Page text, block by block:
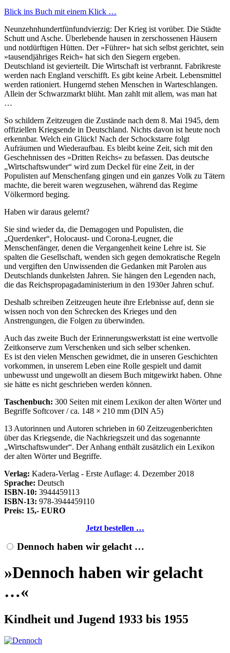
Blick ins Buch mit einem Klick …
Neunzehnhundertfünfundvierzig: Der Krieg ist vorüber. Die Städte
Schutt und Asche. Überlebende hausen in zerschossenen Häusern
und notdürftigen Hütten. Der »Führer« hat sich selbst gerichtet, sein
»tausendjähriges Reich« hat sich den Siegern ergeben.
Deutschland ist gevierteilt. Die Wirtschaft ist verbrannt. Fabrikreste
werden nach England verschifft. Es gibt keine Arbeit. Lebensmittel
werden rationiert. Hungernd stehen Menschen in Warteschlangen.
Allein der Schwarzmarkt blüht. Man zahlt mit allem, was man hat
…
So schildern Zeitzeugen die Zustände nach dem 8. Mai 1945, dem
offiziellen Kriegsende in Deutschland. Nichts davon ist heute noch
erkennbar. Welch ein Glück! Nach der Schockstarre folgt
Aufräumen und Wiederaufbau. Es bleibt keine Zeit, sich mit den
Geschehnissen des »Dritten Reichs« zu befassen. Das deutsche
Wirtschaftswunder
wird zum Deckel für eine Zeit, in der
Populisten auf Menschenfang gingen und ein ganzes Volk zu Tätern
machte, die bereit waren wegzusehen, während das Regime
Völkermord beging.
Haben wir daraus gelernt?
Sie sind wieder da, die Demagogen und Populisten, die
Querdenker , Holocaust- und Corona-Leugner, die
Menschenfänger, denen die Vergangenheit keine Lehre ist. Sie
spalten die Gesellschaft, wenden sich gegen demokratische Regeln
und vergiften den Unwissenden die Gedanken mit Parolen aus
Deutschlands dunkelsten Jahren. Sie hängen den Legenden nach,
die das Reichspropagadaministerium in den 1930er Jahren schuf.
Deshalb schreiben Zeitzeugen heute ihre Erlebnisse auf, denn sie
wissen noch von den Schrecken des Krieges und den
Anstrengungen, die Folgen zu überwinden.
Auch das zweite Buch der Erinnerungswerkstatt ist eine wertvolle
Zeitkonserve zum Verschenken und sich selber schenken.
Es ist den vielen Menschen gewidmet, die in unseren Geschichten
vorkommen, in unserem Leben eine Rolle gespielt und damit
unbewusst und ungewollt an diesem Buch mitgewirkt haben. Ohne
sie hätte es nicht geschrieben werden können.
Taschenbuch: 300 Seiten mit einem Lexikon der alten Wörter und
Begriffe Softcover / ca. 148 × 210 mm (DIN A5)
13 Autorinnen und Autoren schrieben in 60 Zeitzeugenberichten
über das Kriegsende, die Nachkriegszeit und das sogenannte
Wirtschaftswunder . Der Anhang enthält zusätzlich ein Lexikon
der alten Wörter und Begriffe.
Verlag: Kadera-Verlag - Erste Auflage: 4. Dezember 2018
Sprache: Deutsch
ISBN-10: 3944459113
ISBN-13: 978-3944459110
Preis: 15,- EURO
Jetzt bestellen …
Dennoch haben wir gelacht …
»Dennoch haben wir gelacht
…«
Kindheit und Jugend 1933 bis 1955